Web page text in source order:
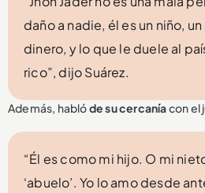
daño a nadie, él es un niño,
dinero, y lo que le duele al
rico”, dijo Suárez.
Además, hablóde su cercaníacon el
“Él es como mi hijo. O mi
‘abuelo’. Yo lo amo desde